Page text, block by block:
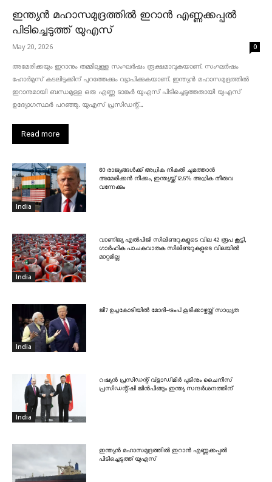
ഇന്ത്യൻ മഹാസമുദ്രത്തിൽ ഇറാൻ എണ്ണക്കപ്പൽ
പിടിച്ചെടുത്ത് യുഎസ്
May 20, 2026 0
അമേരിക്കയും ഇറാനും തമ്മിലുള്ള സംഘർഷം രൂക്ഷമാവുകയാണ്. സംഘർഷം
ഹോർമുസ് കടലിടുക്കിന് പുറത്തേക്കും വ്യാപിക്കുകയാണ്. ഇന്ത്യൻ മഹാസമുദ്രത്തിൽ
ഇറാനുമായി ബന്ധമുള്ള ഒരു എണ്ണ ടാങ്കർ യുഎസ് പിടിച്ചെടുത്തതായി യുഎസ്
ഉദ്യോഗസ്ഥർ പറഞ്ഞു. യുഎസ് പ്രസിഡന്റ്...
Read more
India
60 രാജ്യങ്ങൾക്ക് അധിക നികുതി ചുമത്താൻ
അമേരിക്കൻ നീക്കം, ഇന്ത്യയ്ക്ക് 12.5% അധിക തീരുവ
വന്നേക്കും
India
വാണിജ്യ എൽപിജി സിലിണ്ടറുകളുടെ വില 42 രൂപ കൂട്ടി,
ഗാർഹിക പാചകവാതക സിലിണ്ടറുകളുടെ വിലയിൽ
മാറ്റമില്ല
India
ജി7 ഉച്ചകോടിയിൽ മോദി-ട്രംപ് കൂടിക്കാഴ്ചയ്ക്ക് സാധ്യത
India
റഷ്യൻ പ്രസിഡന്റ് വ്‌ളാഡിമിർ പുടിനും ചൈനീസ്
പ്രസിഡന്റ്ഷി ജിൻപിങ്ങും ഇന്ത്യ സന്ദർശനത്തിന്
ഇന്ത്യൻ മഹാസമുദ്രത്തിൽ ഇറാൻ എണ്ണക്കപ്പൽ
പിടിച്ചെടുത്ത് യുഎസ്